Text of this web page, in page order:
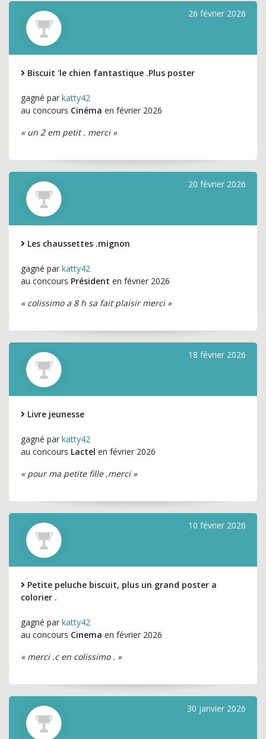
26 février 2026
Biscuit 'le chien fantastique .Plus poster
gagné par katty42
au concours Cinéma en février 2026
« un 2 em petit . merci »
20 février 2026
Les chaussettes .mignon
gagné par katty42
au concours Président en février 2026
« colissimo a 8 h sa fait plaisir merci »
18 février 2026
Livre jeunesse
gagné par katty42
au concours Lactel en février 2026
« pour ma petite fille ,merci »
10 février 2026
Petite peluche biscuit, plus un grand poster a
colorier .
gagné par katty42
au concours Cinema en février 2026
« merci .c en colissimo . »
30 janvier 2026